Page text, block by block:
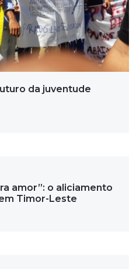
da juventude
amor”: o aliciamento
Timor-Leste